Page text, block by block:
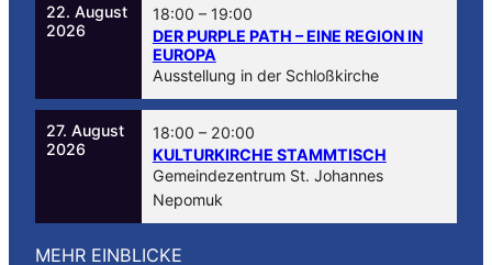
22. August
2026
18:00 –19:00
DER PURPLE PATH – EINE REGION IN
EUROPA
Ausstellung in der Schloßkirche
27. August
2026
18:00 –20:00
KULTURKIRCHE STAMMTISCH
Gemeindezentrum St. Johannes
Nepomuk
MEHR EINBLICKE